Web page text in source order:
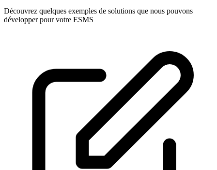
Découvrez quelques exemples de solutions que nous pouvons
développer pour votre ESMS